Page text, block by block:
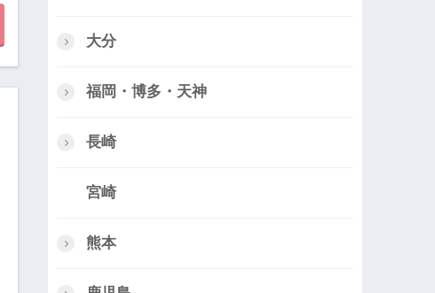
大分
福岡・博多・天神
長崎
宮崎
熊本